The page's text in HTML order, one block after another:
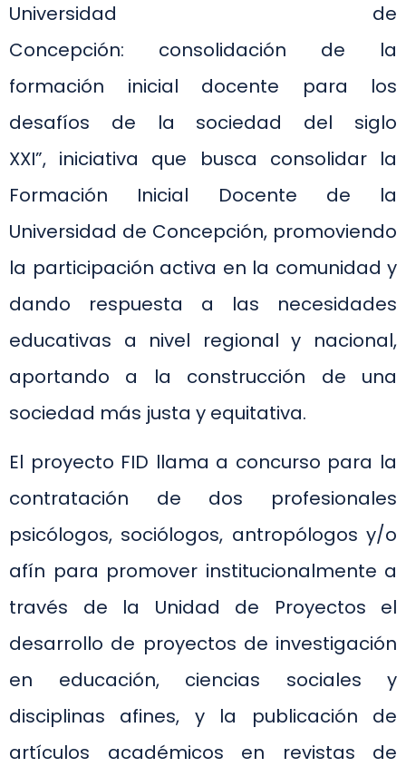
Universidad de
Concepción: consolidación de la
formación inicial docente para los
desafíos de la sociedad del siglo
XXI”, iniciativa que busca consolidar la
Formación Inicial Docente de la
Universidad de Concepción, promoviendo
la participación activa en la comunidad y
dando respuesta a las necesidades
educativas a nivel regional y nacional,
aportando a la construcción de una
sociedad más justa y equitativa.
El proyecto FID llama a concurso para la
contratación de dos profesionales
psicólogos, sociólogos, antropólogos y/o
afín para promover institucionalmente a
través de la Unidad de Proyectos el
desarrollo de proyectos de investigación
en educación, ciencias sociales y
disciplinas afines, y la publicación de
artículos académicos en revistas de